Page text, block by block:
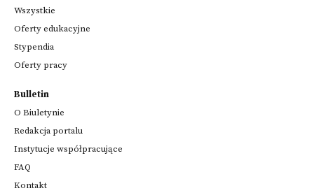
Wszystkie
Oferty edukacyjne
Stypendia
Oferty pracy
Bulletin
O Biuletynie
Redakcja portalu
Instytucje współpracujące
FAQ
Kontakt